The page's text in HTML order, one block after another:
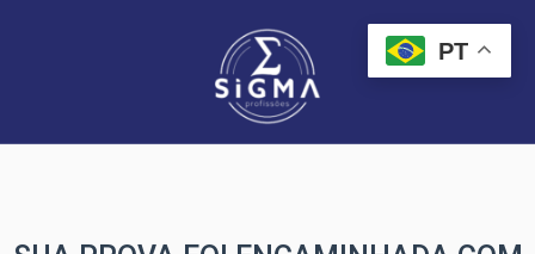
PT